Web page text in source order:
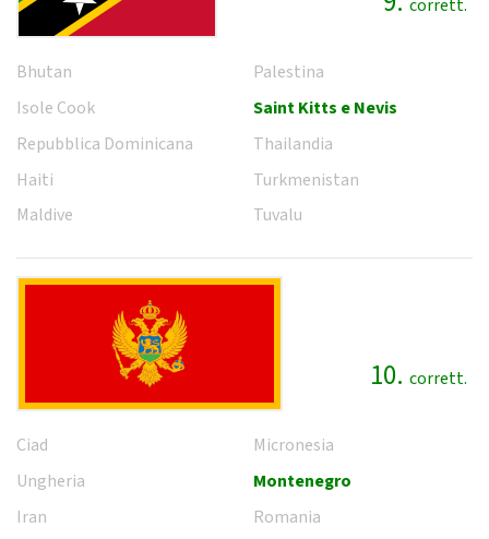
corrett.
Bhutan
Isole Cook
Repubblica Dominicana
Haiti
Maldive
Palestina
Saint Kitts e Nevis
Thailandia
Turkmenistan
Tuvalu
10. corrett.
Ciad
Ungheria
Iran
Micronesia
Montenegro
Romania